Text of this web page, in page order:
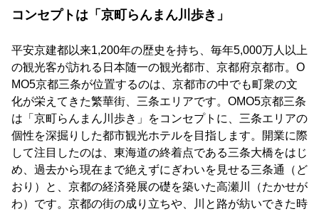
コンセプトは「京町らんまん川歩き」
平安京建都以来1,200年の歴史を持ち、毎年5,000万人以上
の観光客が訪れる日本随一の観光都市、京都府京都市。O
MO5京都三条が位置するのは、京都市の中でも町衆の文
化が栄えてきた繁華街、三条エリアです。OMO5京都三条
は「京町らんまん川歩き」をコンセプトに、三条エリアの
個性を深掘りした都市観光ホテルを目指します。開業に際
して注目したのは、東海道の終着点である三条大橋をはじ
め、過去から現在まで絶えずにぎわいを見せる三条通（ど
おり）と、京都の経済発展の礎を築いた高瀬川（たかせが
わ）です。京都の街の成り立ちや、川と路が紡いできた時